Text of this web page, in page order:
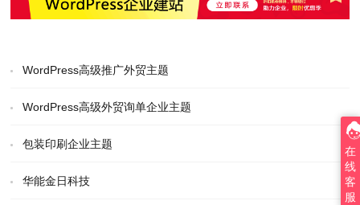
WordPress高级推广外贸主题
WordPress高级外贸询单企业主题
包装印刷企业主题
华能金日科技
在
线
客
服